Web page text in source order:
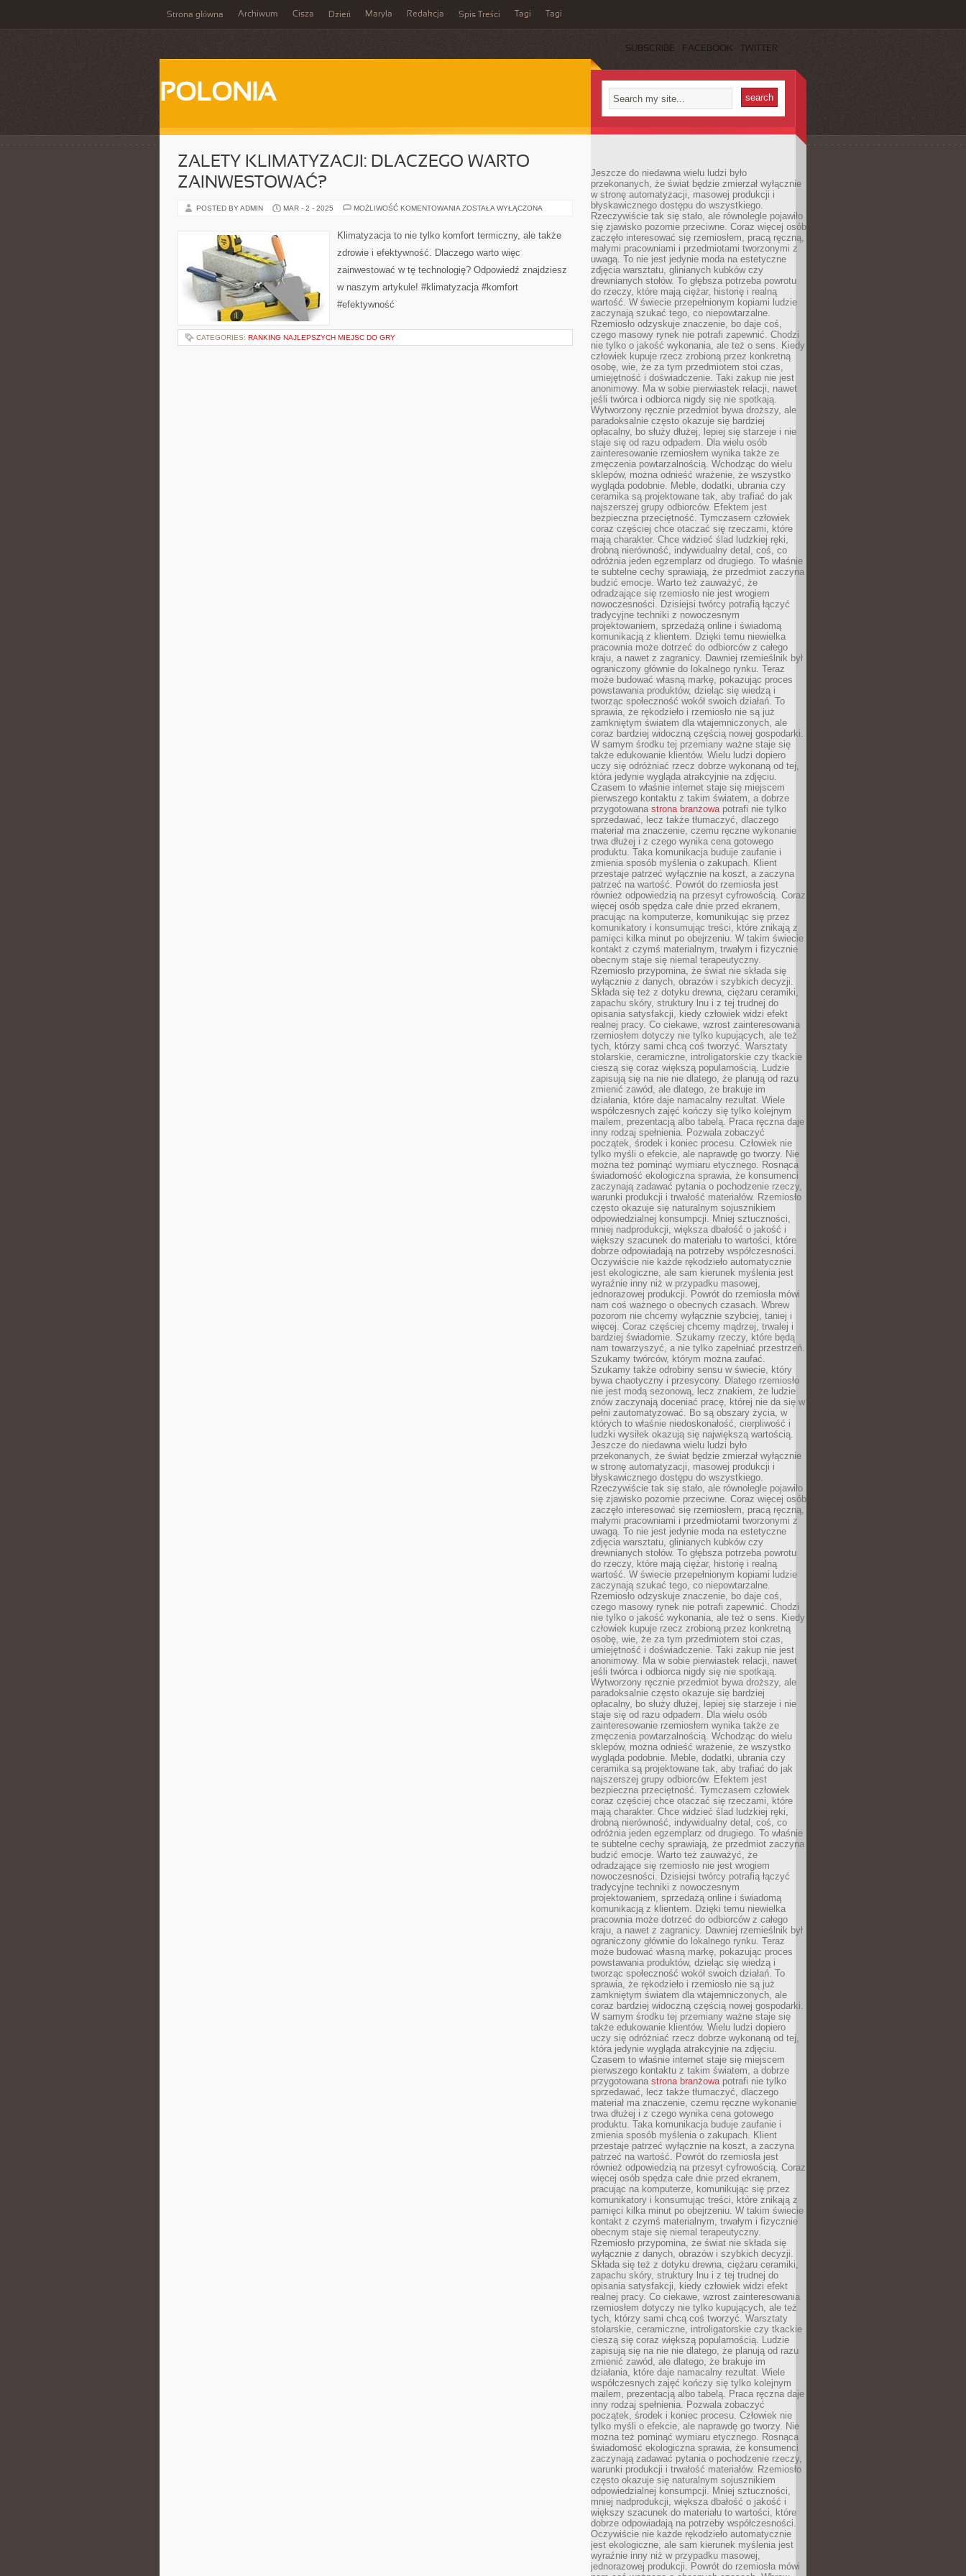
Strona główna Archiwum Cisza Dzień Maryla Redakcja Spis Treści Tagi Tagi
SUBSCRIBE FACEBOOK TWITTER
POLONIA
ZALETY KLIMATYZACJI: DLACZEGO WARTO
ZAINWESTOWAĆ?
POSTED BY ADMIN MAR - 2 - 2025 MOŻLIWOŚĆ KOMENTOWANIA ZALETY
WARTO
ZAINWESTOWAĆ?
ZOSTAŁA WYŁĄCZONA
Klimatyzacja to nie tylko komfort termiczny, ale także
zdrowie i efektywność. Dlaczego warto więc
zainwestować w tę technologię? Odpowiedź znajdziesz
w naszym artykule! #klimatyzacja #komfort
#efektywność
CATEGORIES: RANKING NAJLEPSZYCH MIEJSC DO GRY
Jeszcze do niedawna wielu ludzi było
przekonanych, że świat będzie zmierzał wyłącznie
w stronę automatyzacji, masowej produkcji i
błyskawicznego dostępu do wszystkiego.
Rzeczywiście tak się stało, ale równolegle pojawiło
się zjawisko pozornie przeciwne. Coraz więcej osób
zaczęło interesować się rzemiosłem, pracą ręczną,
małymi pracowniami i przedmiotami tworzonymi z
uwagą. To nie jest jedynie moda na estetyczne
zdjęcia warsztatu, glinianych kubków czy
drewnianych stołów. To głębsza potrzeba powrotu
do rzeczy, które mają ciężar, historię i realną
wartość. W świecie przepełnionym kopiami ludzie
zaczynają szukać tego, co niepowtarzalne.
Rzemiosło odzyskuje znaczenie, bo daje coś,
czego masowy rynek nie potrafi zapewnić. Chodzi
nie tylko o jakość wykonania, ale też o sens. Kiedy
człowiek kupuje rzecz zrobioną przez konkretną
osobę, wie, że za tym przedmiotem stoi czas,
umiejętność i doświadczenie. Taki zakup nie jest
anonimowy. Ma w sobie pierwiastek relacji, nawet
jeśli twórca i odbiorca nigdy się nie spotkają.
Wytworzony ręcznie przedmiot bywa droższy, ale
paradoksalnie często okazuje się bardziej
opłacalny, bo służy dłużej, lepiej się starzeje i nie
staje się od razu odpadem. Dla wielu osób
zainteresowanie rzemiosłem wynika także ze
zmęczenia powtarzalnością. Wchodząc do wielu
sklepów, można odnieść wrażenie, że wszystko
wygląda podobnie. Meble, dodatki, ubrania czy
ceramika są projektowane tak, aby trafiać do jak
najszerszej grupy odbiorców. Efektem jest
bezpieczna przeciętność. Tymczasem człowiek
coraz częściej chce otaczać się rzeczami, które
mają charakter. Chce widzieć ślad ludzkiej ręki,
drobną nierówność, indywidualny detal, coś, co
odróżnia jeden egzemplarz od drugiego. To właśnie
te subtelne cechy sprawiają, że przedmiot zaczyna
budzić emocje. Warto też zauważyć, że
odradzające się rzemiosło nie jest wrogiem
nowoczesności. Dzisiejsi twórcy potrafią łączyć
tradycyjne techniki z nowoczesnym
projektowaniem, sprzedażą online i świadomą
komunikacją z klientem. Dzięki temu niewielka
pracownia może dotrzeć do odbiorców z całego
kraju, a nawet z zagranicy. Dawniej rzemieślnik był
ograniczony głównie do lokalnego rynku. Teraz
może budować własną markę, pokazując proces
powstawania produktów, dzieląc się wiedzą i
tworząc społeczność wokół swoich działań. To
sprawia, że rękodzieło i rzemiosło nie są już
zamkniętym światem dla wtajemniczonych, ale
coraz bardziej widoczną częścią nowej gospodarki.
W samym środku tej przemiany ważne staje się
także edukowanie klientów. Wielu ludzi dopiero
uczy się odróżniać rzecz dobrze wykonaną od tej,
która jedynie wygląda atrakcyjnie na zdjęciu.
Czasem to właśnie internet staje się miejscem
pierwszego kontaktu z takim światem, a dobrze
przygotowana strona branżowapotrafi nie tylko
sprzedawać, lecz także tłumaczyć, dlaczego
materiał ma znaczenie, czemu ręczne wykonanie
trwa dłużej i z czego wynika cena gotowego
produktu. Taka komunikacja buduje zaufanie i
zmienia sposób myślenia o zakupach. Klient
przestaje patrzeć wyłącznie na koszt, a zaczyna
patrzeć na wartość. Powrót do rzemiosła jest
również odpowiedzią na przesyt cyfrowością. Coraz
więcej osób spędza całe dnie przed ekranem,
pracując na komputerze, komunikując się przez
komunikatory i konsumując treści, które znikają z
pamięci kilka minut po obejrzeniu. W takim świecie
kontakt z czymś materialnym, trwałym i fizycznie
obecnym staje się niemal terapeutyczny.
Rzemiosło przypomina, że świat nie składa się
wyłącznie z danych, obrazów i szybkich decyzji.
Składa się też z dotyku drewna, ciężaru ceramiki,
zapachu skóry, struktury lnu i z tej trudnej do
opisania satysfakcji, kiedy człowiek widzi efekt
realnej pracy. Co ciekawe, wzrost zainteresowania
rzemiosłem dotyczy nie tylko kupujących, ale też
tych, którzy sami chcą coś tworzyć. Warsztaty
stolarskie, ceramiczne, introligatorskie czy tkackie
cieszą się coraz większą popularnością. Ludzie
zapisują się na nie nie dlatego, że planują od razu
zmienić zawód, ale dlatego, że brakuje im
działania, które daje namacalny rezultat. Wiele
współczesnych zajęć kończy się tylko kolejnym
mailem, prezentacją albo tabelą. Praca ręczna daje
inny rodzaj spełnienia. Pozwala zobaczyć
początek, środek i koniec procesu. Człowiek nie
tylko myśli o efekcie, ale naprawdę go tworzy. Nie
można też pominąć wymiaru etycznego. Rosnąca
świadomość ekologiczna sprawia, że konsumenci
zaczynają zadawać pytania o pochodzenie rzeczy,
warunki produkcji i trwałość materiałów. Rzemiosło
często okazuje się naturalnym sojusznikiem
odpowiedzialnej konsumpcji. Mniej sztuczności,
mniej nadprodukcji, większa dbałość o jakość i
większy szacunek do materiału to wartości, które
dobrze odpowiadają na potrzeby współczesności.
Oczywiście nie każde rękodzieło automatycznie
jest ekologiczne, ale sam kierunek myślenia jest
wyraźnie inny niż w przypadku masowej,
jednorazowej produkcji. Powrót do rzemiosła mówi
nam coś ważnego o obecnych czasach. Wbrew
pozorom nie chcemy wyłącznie szybciej, taniej i
więcej. Coraz częściej chcemy mądrzej, trwalej i
bardziej świadomie. Szukamy rzeczy, które będą
nam towarzyszyć, a nie tylko zapełniać przestrzeń.
Szukamy twórców, którym można zaufać.
Szukamy także odrobiny sensu w świecie, który
bywa chaotyczny i przesycony. Dlatego rzemiosło
nie jest modą sezonową, lecz znakiem, że ludzie
znów zaczynają doceniać pracę, której nie da się w
pełni zautomatyzować. Bo są obszary życia, w
których to właśnie niedoskonałość, cierpliwość i
ludzki wysiłek okazują się największą wartością.
Jeszcze do niedawna wielu ludzi było
przekonanych, że świat będzie zmierzał wyłącznie
w stronę automatyzacji, masowej produkcji i
błyskawicznego dostępu do wszystkiego.
Rzeczywiście tak się stało, ale równolegle pojawiło
się zjawisko pozornie przeciwne. Coraz więcej osób
zaczęło interesować się rzemiosłem, pracą ręczną,
małymi pracowniami i przedmiotami tworzonymi z
uwagą. To nie jest jedynie moda na estetyczne
zdjęcia warsztatu, glinianych kubków czy
drewnianych stołów. To głębsza potrzeba powrotu
do rzeczy, które mają ciężar, historię i realną
wartość. W świecie przepełnionym kopiami ludzie
zaczynają szukać tego, co niepowtarzalne.
Rzemiosło odzyskuje znaczenie, bo daje coś,
czego masowy rynek nie potrafi zapewnić. Chodzi
nie tylko o jakość wykonania, ale też o sens. Kiedy
człowiek kupuje rzecz zrobioną przez konkretną
osobę, wie, że za tym przedmiotem stoi czas,
umiejętność i doświadczenie. Taki zakup nie jest
anonimowy. Ma w sobie pierwiastek relacji, nawet
jeśli twórca i odbiorca nigdy się nie spotkają.
Wytworzony ręcznie przedmiot bywa droższy, ale
paradoksalnie często okazuje się bardziej
opłacalny, bo służy dłużej, lepiej się starzeje i nie
staje się od razu odpadem. Dla wielu osób
zainteresowanie rzemiosłem wynika także ze
zmęczenia powtarzalnością. Wchodząc do wielu
sklepów, można odnieść wrażenie, że wszystko
wygląda podobnie. Meble, dodatki, ubrania czy
ceramika są projektowane tak, aby trafiać do jak
najszerszej grupy odbiorców. Efektem jest
bezpieczna przeciętność. Tymczasem człowiek
coraz częściej chce otaczać się rzeczami, które
mają charakter. Chce widzieć ślad ludzkiej ręki,
drobną nierówność, indywidualny detal, coś, co
odróżnia jeden egzemplarz od drugiego. To właśnie
te subtelne cechy sprawiają, że przedmiot zaczyna
budzić emocje. Warto też zauważyć, że
odradzające się rzemiosło nie jest wrogiem
nowoczesności. Dzisiejsi twórcy potrafią łączyć
tradycyjne techniki z nowoczesnym
projektowaniem, sprzedażą online i świadomą
komunikacją z klientem. Dzięki temu niewielka
pracownia może dotrzeć do odbiorców z całego
kraju, a nawet z zagranicy. Dawniej rzemieślnik był
ograniczony głównie do lokalnego rynku. Teraz
może budować własną markę, pokazując proces
powstawania produktów, dzieląc się wiedzą i
tworząc społeczność wokół swoich działań. To
sprawia, że rękodzieło i rzemiosło nie są już
zamkniętym światem dla wtajemniczonych, ale
coraz bardziej widoczną częścią nowej gospodarki.
W samym środku tej przemiany ważne staje się
także edukowanie klientów. Wielu ludzi dopiero
uczy się odróżniać rzecz dobrze wykonaną od tej,
która jedynie wygląda atrakcyjnie na zdjęciu.
Czasem to właśnie internet staje się miejscem
pierwszego kontaktu z takim światem, a dobrze
przygotowana strona branżowapotrafi nie tylko
sprzedawać, lecz także tłumaczyć, dlaczego
materiał ma znaczenie, czemu ręczne wykonanie
trwa dłużej i z czego wynika cena gotowego
produktu. Taka komunikacja buduje zaufanie i
zmienia sposób myślenia o zakupach. Klient
przestaje patrzeć wyłącznie na koszt, a zaczyna
patrzeć na wartość. Powrót do rzemiosła jest
również odpowiedzią na przesyt cyfrowością. Coraz
więcej osób spędza całe dnie przed ekranem,
pracując na komputerze, komunikując się przez
komunikatory i konsumując treści, które znikają z
pamięci kilka minut po obejrzeniu. W takim świecie
kontakt z czymś materialnym, trwałym i fizycznie
obecnym staje się niemal terapeutyczny.
Rzemiosło przypomina, że świat nie składa się
wyłącznie z danych, obrazów i szybkich decyzji.
Składa się też z dotyku drewna, ciężaru ceramiki,
zapachu skóry, struktury lnu i z tej trudnej do
opisania satysfakcji, kiedy człowiek widzi efekt
realnej pracy. Co ciekawe, wzrost zainteresowania
rzemiosłem dotyczy nie tylko kupujących, ale też
tych, którzy sami chcą coś tworzyć. Warsztaty
stolarskie, ceramiczne, introligatorskie czy tkackie
cieszą się coraz większą popularnością. Ludzie
zapisują się na nie nie dlatego, że planują od razu
zmienić zawód, ale dlatego, że brakuje im
działania, które daje namacalny rezultat. Wiele
współczesnych zajęć kończy się tylko kolejnym
mailem, prezentacją albo tabelą. Praca ręczna daje
inny rodzaj spełnienia. Pozwala zobaczyć
początek, środek i koniec procesu. Człowiek nie
tylko myśli o efekcie, ale naprawdę go tworzy. Nie
można też pominąć wymiaru etycznego. Rosnąca
świadomość ekologiczna sprawia, że konsumenci
zaczynają zadawać pytania o pochodzenie rzeczy,
warunki produkcji i trwałość materiałów. Rzemiosło
często okazuje się naturalnym sojusznikiem
odpowiedzialnej konsumpcji. Mniej sztuczności,
mniej nadprodukcji, większa dbałość o jakość i
większy szacunek do materiału to wartości, które
dobrze odpowiadają na potrzeby współczesności.
Oczywiście nie każde rękodzieło automatycznie
jest ekologiczne, ale sam kierunek myślenia jest
wyraźnie inny niż w przypadku masowej,
jednorazowej produkcji. Powrót do rzemiosła mówi